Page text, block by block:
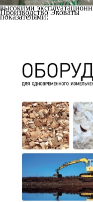
Производство Эковаты
высокими
показателями: